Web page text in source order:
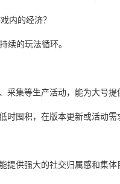
内的经济？
续的玩法循环。
采集等生产活动，能为大号提
囤积，在版本更新或活动需
提供强大的社交归属感和集